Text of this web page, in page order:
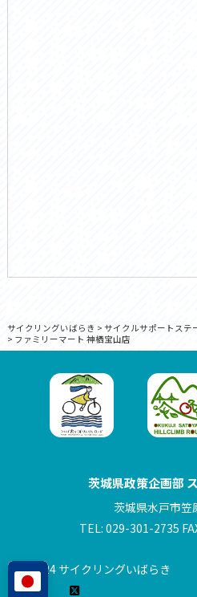
サイクリングいばらき > サイクルサポートステ
> ファミリーマート 神栖宝山店
茨城県政策企画部
茨城県水戸市笠
TEL: 029-301-2735
© 2024 サイクリングいばらき